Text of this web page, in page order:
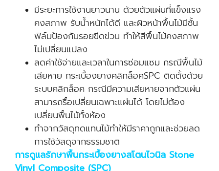
มีระยะการใช้งานยาวนาน ด้วยตัวแผ่นที่แข็งแรง
คงสภาพ รับน้ำหนักได้ดี และผิวหน้าพื้นไม้มีชั้น
ฟิล์มป้องกันรอยขีดข่วน ทำให้สีพื้นไม้คงสภาพ
ไม่เปลี่ยนแปลง
ลดค่าใช้จ่ายและเวลาในการซ่อมแซม กรณีพื้นไม้
เสียหาย กระเบื้องยางคลิกล็อคSPC ติดตั้งด้วย
ระบบคลิกล็อค กรณีมีความเสียหายจากตัวแผ่น
สามารถรื้อเปลี่ยนเฉพาะแผ่นได้ โดยไม่ต้อง
เปลี่ยนพื้นไม้ทั้งห้อง
ทำจากวัสดุทดแทนไม้ทำให้มีราคาถูกและช่วยลด
การใช้วัสดุจากธรรมชาติ
การดูแลรักษาพื้นกระเบื้องยางสโตนไวนิล Stone
Vinyl Composite (SPC)